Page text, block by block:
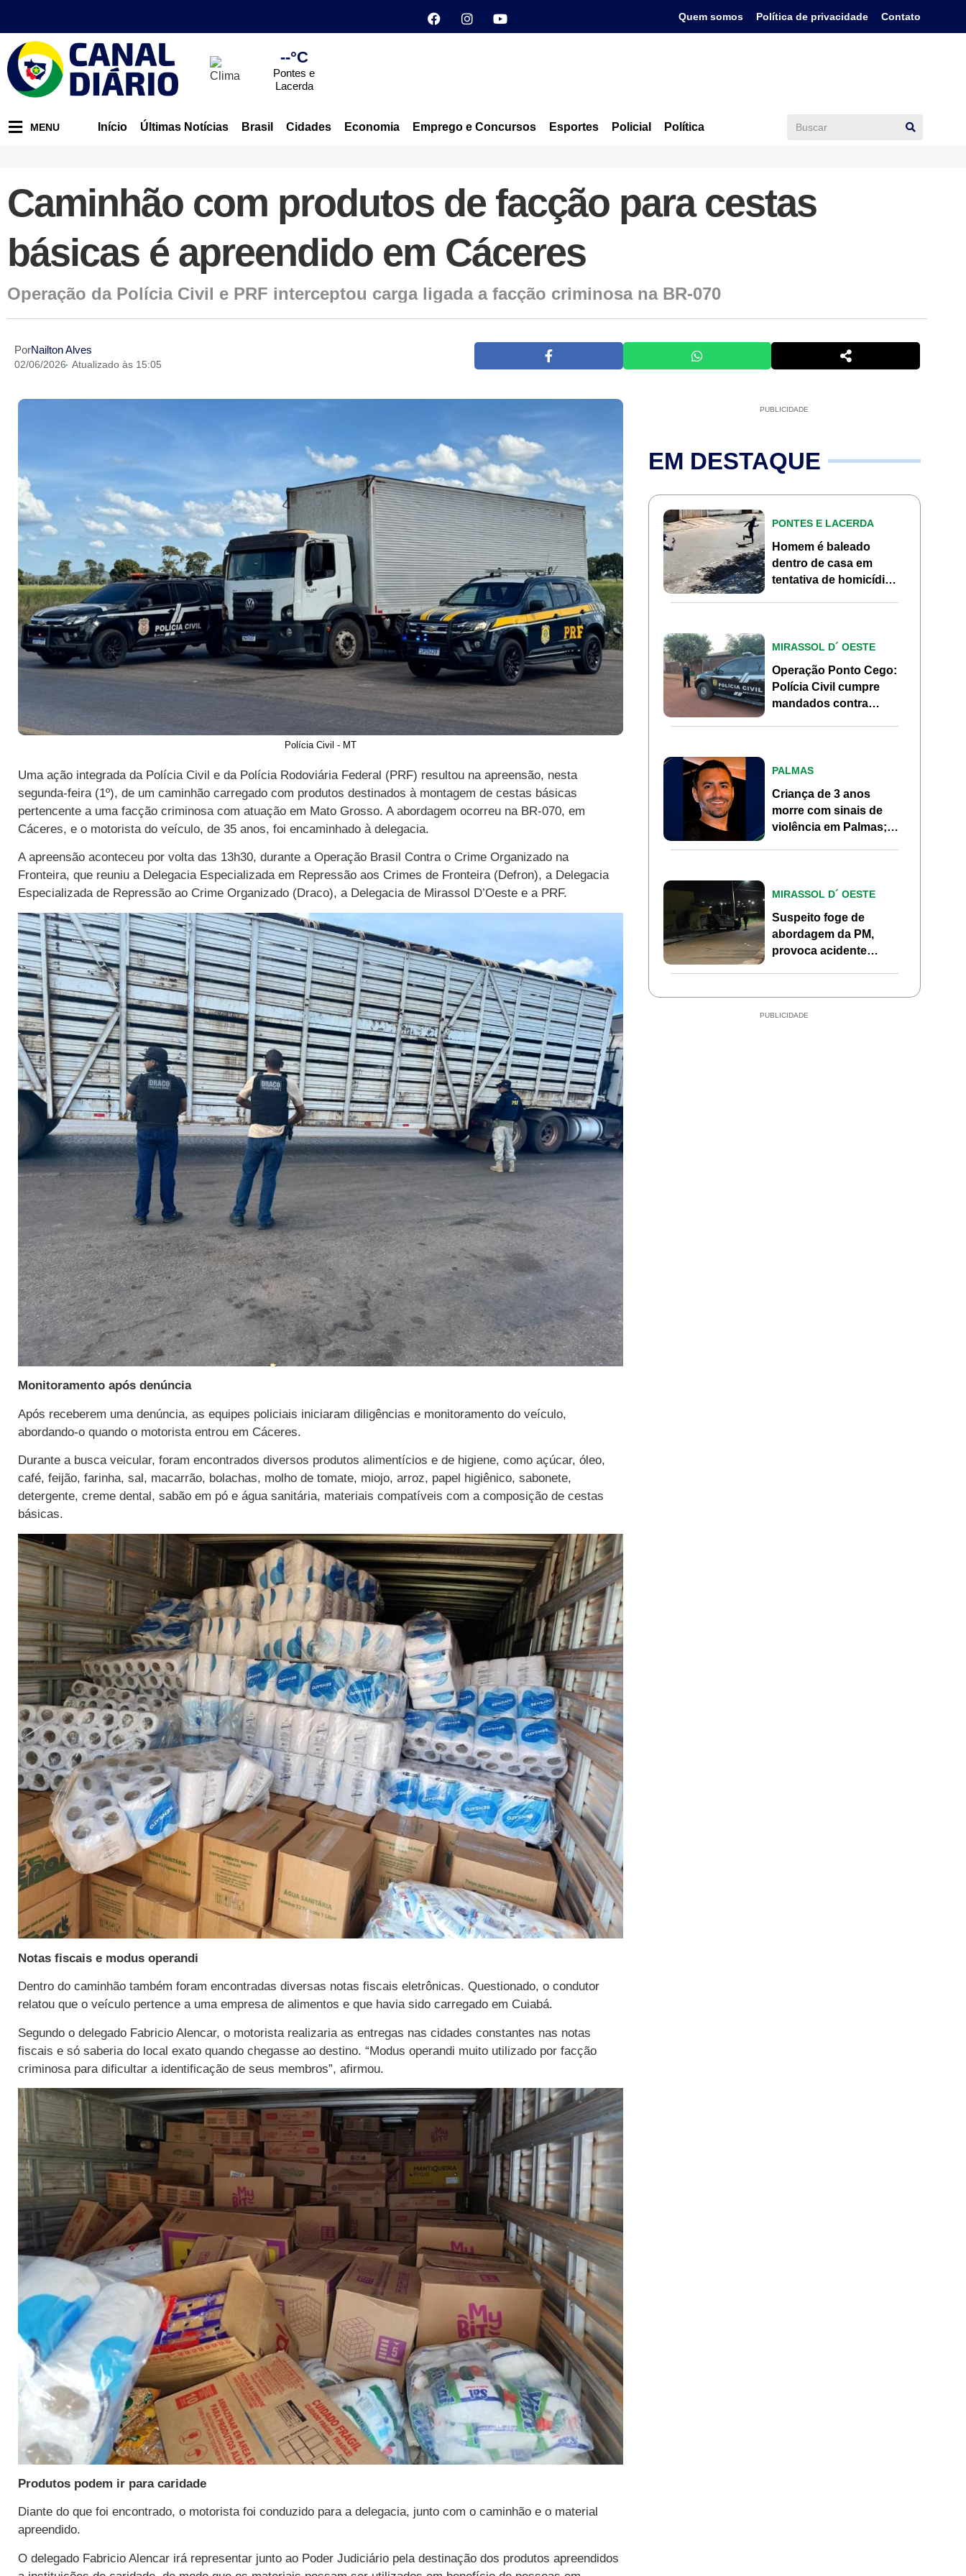
Quem somos Política de privacidade Contato
--°C
Pontes e
Lacerda
MENU Início Últimas Notícias Brasil Cidades Economia Emprego e Concursos Esportes Policial Política
Caminhão com produtos de facção para cestas
básicas é apreendido em Cáceres
Operação da Polícia Civil e PRF interceptou carga ligada a facção criminosa na BR-070
PorNailton Alves
02/06/2026 Atualizado às 15:05
Polícia Civil - MT
Uma ação integrada da Polícia Civil e da Polícia Rodoviária Federal (PRF) resultou na apreensão, nesta
segunda-feira (1º), de um caminhão carregado com produtos destinados à montagem de cestas básicas
pertencente a uma facção criminosa com atuação em Mato Grosso. A abordagem ocorreu na BR-070, em
Cáceres, e o motorista do veículo, de 35 anos, foi encaminhado à delegacia.
A apreensão aconteceu por volta das 13h30, durante a Operação Brasil Contra o Crime Organizado na
Fronteira, que reuniu a Delegacia Especializada em Repressão aos Crimes de Fronteira (Defron), a Delegacia
Especializada de Repressão ao Crime Organizado (Draco), a Delegacia de Mirassol D’Oeste e a PRF.
Monitoramento após denúncia
Após receberem uma denúncia, as equipes policiais iniciaram diligências e monitoramento do veículo,
abordando-o quando o motorista entrou em Cáceres.
Durante a busca veicular, foram encontrados diversos produtos alimentícios e de higiene, como açúcar, óleo,
café, feijão, farinha, sal, macarrão, bolachas, molho de tomate, miojo, arroz, papel higiênico, sabonete,
detergente, creme dental, sabão em pó e água sanitária, materiais compatíveis com a composição de cestas
básicas.
Notas fiscais e modus operandi
Dentro do caminhão também foram encontradas diversas notas fiscais eletrônicas. Questionado, o condutor
relatou que o veículo pertence a uma empresa de alimentos e que havia sido carregado em Cuiabá.
Segundo o delegado Fabricio Alencar, o motorista realizaria as entregas nas cidades constantes nas notas
fiscais e só saberia do local exato quando chegasse ao destino. “Modus operandi muito utilizado por facção
criminosa para dificultar a identificação de seus membros”, afirmou.
Produtos podem ir para caridade
Diante do que foi encontrado, o motorista foi conduzido para a delegacia, junto com o caminhão e o material
apreendido.
O delegado Fabricio Alencar irá representar junto ao Poder Judiciário pela destinação dos produtos apreendidos
PUBLICIDADE
EM DESTAQUE
PONTES E LACERDA
Homem é baleado
dentro de casa em
tentativa de homicídio
MIRASSOL D´ OESTE
Operação Ponto Cego:
Polícia Civil cumpre
mandados contra
PALMAS
Criança de 3 anos
morre com sinais de
violência em Palmas;
MIRASSOL D´ OESTE
Suspeito foge de
abordagem da PM,
provoca acidente
em Mirassol d’Oeste
PUBLICIDADE